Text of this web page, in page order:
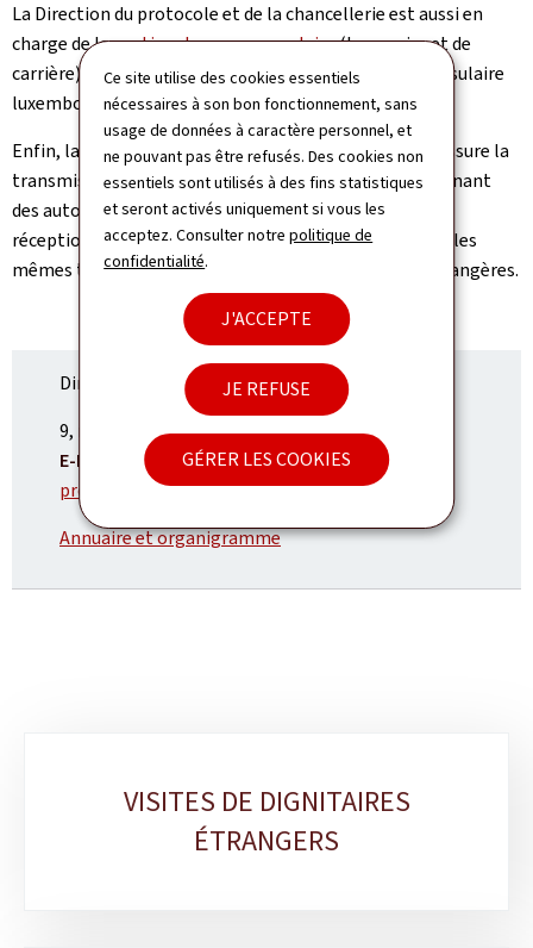
Ce site utilise des cookies essentiels
nécessaires à son bon fonctionnement, sans
usage de données à caractère personnel, et
ne pouvant pas être refusés. Des cookies non
essentiels sont utilisés à des fins statistiques
et seront activés uniquement si vous les
acceptez. Consulter notrepolitique de
confidentialité.
J'ACCEPTE
JE REFUSE
GÉRER LES COOKIES
La Direction du protocole et de la chancellerie est aussi en
charge de lagestion du corps consulaire(honoraire et de
carrière) au Luxembourg, comme de celle du corps consulaire
luxembourgeois à l’étranger.
Enfin, la Direction du protocole et de la chancellerie assure la
transmission de documents judiciaires et officiels émanant
des autorités luxembourgeoises vers l’étranger et elle
réceptionne pour le compte de l’État luxembourgeois les
mêmes types de documents provenant d’autorités étrangères.
Direction du protocole et de la chancellerie
ADRESSE
:
9, rue du Palais de Justice1841Luxembourg
E-MAIL:
protocole.direction@mae.etat.lu
Annuaire et organigramme
VISITES DE DIGNITAIRES
ÉTRANGERS